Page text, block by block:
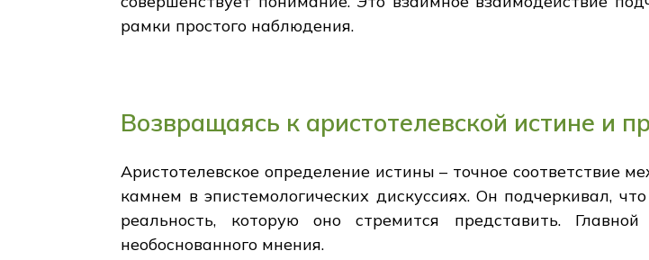
рамки простого наблюдения.
Возвращаясь к аристотелевской истине и
Аристотелевское определение истины – точное соответствие
камнем в эпистемологических дискуссиях. Он подчеркивал,
реальность, которую оно стремится представить.
необоснованного мнения.